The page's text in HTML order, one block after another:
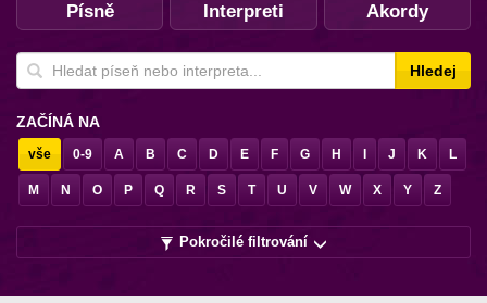
Písně Interpreti Akordy
Hledej
ZAČÍNÁ NA
vše 0-9 A B C D E F G H J K L
M N O P Q R S T U V W X Y Z
Pokročilé filtrování